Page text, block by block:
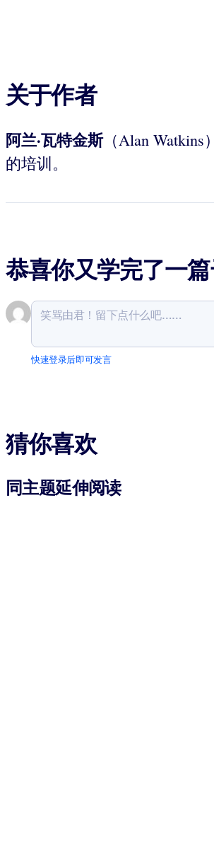
关于作者
阿兰·瓦特金斯（Alan
的培训。
恭喜你又学完了一
快速登录后即可发言
猜你喜欢
同主题延伸阅读